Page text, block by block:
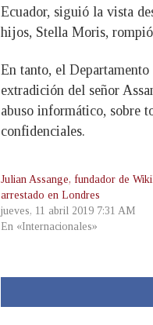
Ecuador, siguió la vista
hijos, Stella Moris,
En tanto, el
extradición del señor
abuso informático, sobre
confidenciales.
Julian Assange, fundador de
arrestado en Londres
jueves, 11 abril 2019 7:31 AM
En «Internacionales»